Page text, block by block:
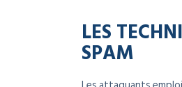
LES
SPAM